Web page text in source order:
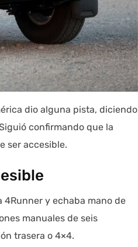
dio alguna pista, diciendo
confirmando que la
ser accesible.
4Runner y echaba mano de
manuales de seis
trasera o 4×4.